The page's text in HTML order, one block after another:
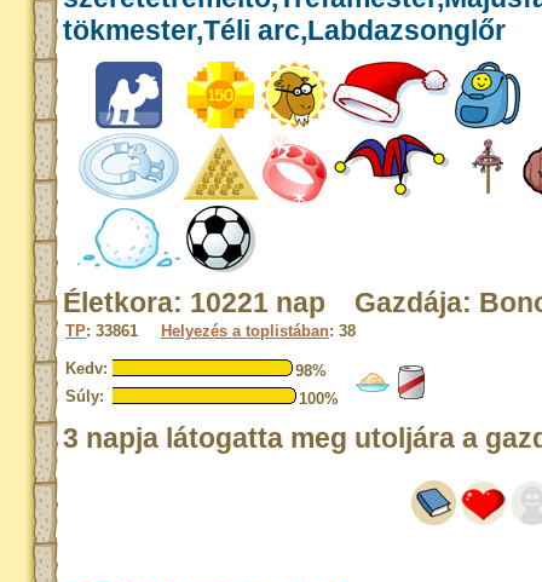
tökmester,Téli arc,Labdazsonglőr
Életkora: 10221 nap Gazdája:
TP: 33861 Helyezés a toplistában: 38
Kedv:
98%
Súly:
100%
3 napja látogatta meg utoljára a